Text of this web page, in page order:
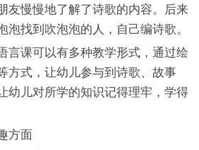
友慢慢地了解了诗歌的内容。后来
泡找到吹泡泡的人，自己编诗歌。
言课可以有多种教学形式，通过绘
方式，让幼儿参与到诗歌、故事
幼儿对所学的知识记得理牢，学得
方面